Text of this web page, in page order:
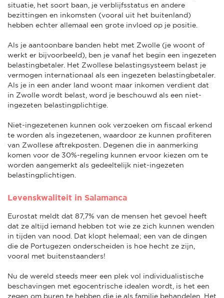
situatie, het soort baan, je verblijfsstatus en andere
bezittingen en inkomsten (vooral uit het buitenland)
hebben echter allemaal een grote invloed op je positie.
Als je aantoonbare banden hebt met Zwolle (je woont of
werkt er bijvoorbeeld), ben je vanaf het begin een ingezeten
belastingbetaler. Het Zwollese belastingsysteem belast je
vermogen internationaal als een ingezeten belastingbetaler.
Als je in een ander land woont maar inkomen verdient dat
in Zwolle wordt belast, word je beschouwd als een niet-
ingezeten belastingplichtige.
Niet-ingezetenen kunnen ook verzoeken om fiscaal erkend
te worden als ingezetenen, waardoor ze kunnen profiteren
van Zwollese aftrekposten. Degenen die in aanmerking
komen voor de 30%-regeling kunnen ervoor kiezen om te
worden aangemerkt als gedeeltelijk niet-ingezeten
belastingplichtigen.
Levenskwaliteit in Salamanca
Eurostat meldt dat 87,7% van de mensen het gevoel heeft
dat ze altijd iemand hebben tot wie ze zich kunnen wenden
in tijden van nood. Dat klopt helemaal; een van de dingen
die de Portugezen onderscheiden is hoe hecht ze zijn,
vooral met buitenstaanders!
Nu de wereld steeds meer een plek vol individualistische
beschavingen met egocentrische idealen wordt, is het een
zegen om buren te hebben die je als familie behandelen. Het